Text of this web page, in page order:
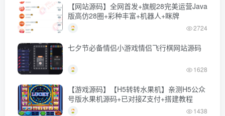
【网站源码】全网首发+旗舰28完美运营Java
版高仿28圈+彩种丰富+机器人+眯牌
2724
七夕节必备情侣小游戏情侣飞行棋网站源码
1628
【游戏源码】【H5转转水果机】亲测H5公众
号版水果机源码+已对接Z支付+搭建教程
1438